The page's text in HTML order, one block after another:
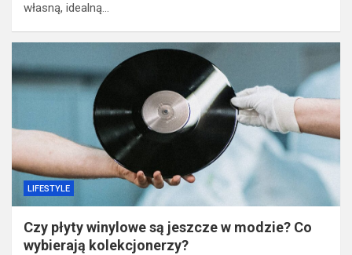
własną, idealną…
LIFESTYLE
Czy płyty winylowe są jeszcze w modzie? Co
wybierają kolekcjonerzy?